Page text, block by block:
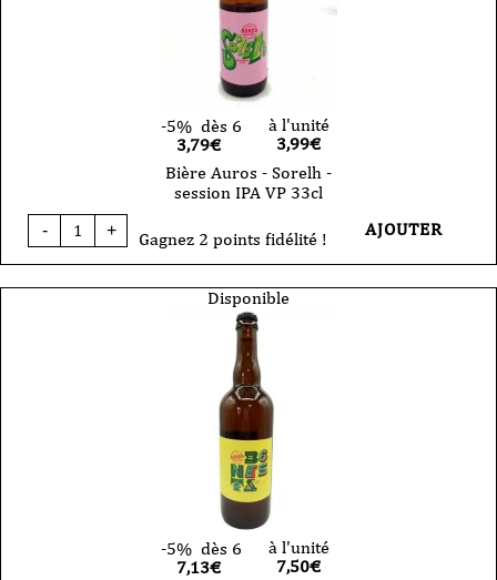
-5% dès 6
3,79€
à l'unité
3,99€
Bière Auros - Sorelh -
session IPA VP 33cl
-
quantité
de
-
+ Gagnez 2 points fidélité ! AJOUTER
Disponible
-5% dès 6
7,13€
à l'unité
7,50€